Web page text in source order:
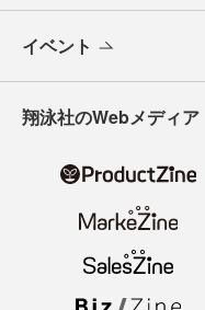
イベント
翔泳社のWebメディア